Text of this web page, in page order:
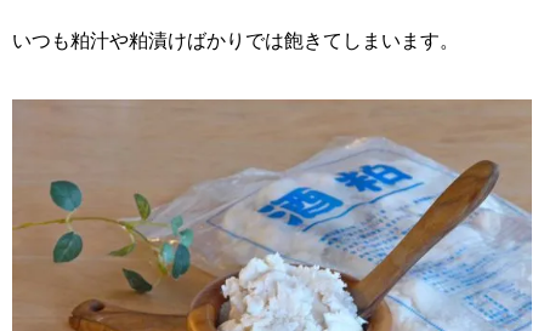
いつも粕汁や粕漬けばかりでは飽きてしまいます。